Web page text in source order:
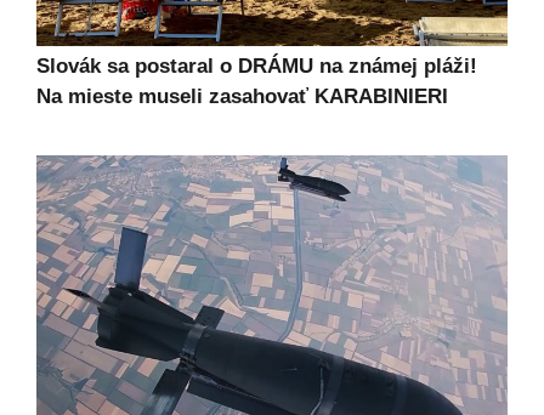
Slovák sa postaral o DRÁMU na známej pláži!
Na mieste museli zasahovať KARABINIERI